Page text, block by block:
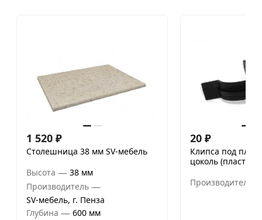
1 520 ₽
Столешница 38 мм SV-мебель
Высота — 38 мм
Производитель —
SV-мебель, г. Пенза
Глубина — 600 мм
20 ₽
Клипса под
цоколь (пластик)
Производитель